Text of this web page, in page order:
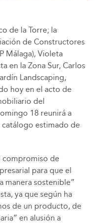
de la Torre; la
de Constructores
Málaga), Violeta
en la Zona Sur, Carlos
Landscaping,
hoy en el acto de
del
18 reunirá a
catálogo estimado de
compromiso de
para que el
manera sostenible”
ya que según ha
de un producto, de
en alusión a